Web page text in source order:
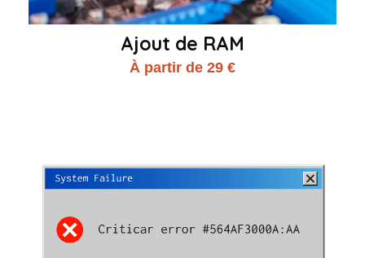
Ajout de RAM
À partir de 29 €